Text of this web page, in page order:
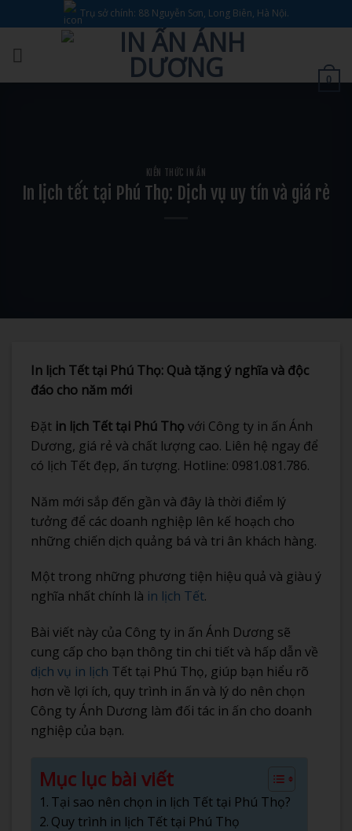
qua
nội
dung
Trụ sở chính: 88 Nguyễn Sơn, Long Biên, Hà Nội.
0
KIẾN THỨC IN ẤN
In lịch tết tại Phú Thọ: Dịch vụ uy tín và giá rẻ
In lịch Tết tại Phú Thọ: Quà tặng ý nghĩa và độc
đáo cho năm mới
Đặt in lịch Tết tại Phú Thọ với Công ty in ấn Ánh
Dương, giá rẻ và chất lượng cao. Liên hệ ngay để
có lịch Tết đẹp, ấn tượng. Hotline: 0981.081.786.
Năm mới sắp đến gần và đây là thời điểm lý
tưởng để các doanh nghiệp lên kế hoạch cho
những chiến dịch quảng bá và tri ân khách hàng.
Một trong những phương tiện hiệu quả và giàu ý
nghĩa nhất chính là in lịch Tết.
Bài viết này của Công ty in ấn Ánh Dương sẽ
cung cấp cho bạn thông tin chi tiết và hấp dẫn về
dịch vụ in lịch Tết tại Phú Thọ, giúp bạn hiểu rõ
hơn về lợi ích, quy trình in ấn và lý do nên chọn
Công ty Ánh Dương làm đối tác in ấn cho doanh
nghiệp của bạn.
Mục lục bài viết
Tại sao nên chọn in lịch Tết tại Phú Thọ?
Quy trình in lịch Tết tại Phú Thọ